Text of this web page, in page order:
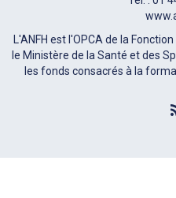
L'ANFH est l'OPCA de la
le Ministère de la Santé et des
les fonds consacrés à la